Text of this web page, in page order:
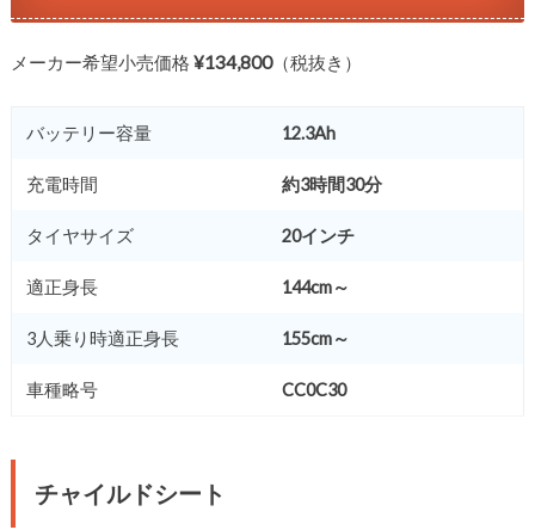
メーカー希望小売価格 ¥134,800（税抜き）
バッテリー容量 12.3Ah
充電時間 約3時間30分
タイヤサイズ 20インチ
適正身長 144cm～
3人乗り時適正身長 155cm～
車種略号 CC0C30
チャイルドシート